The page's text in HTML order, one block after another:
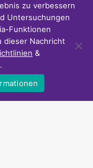
zu verbessern
Untersuchungen
Funktionen
dieser Nachricht
&
.